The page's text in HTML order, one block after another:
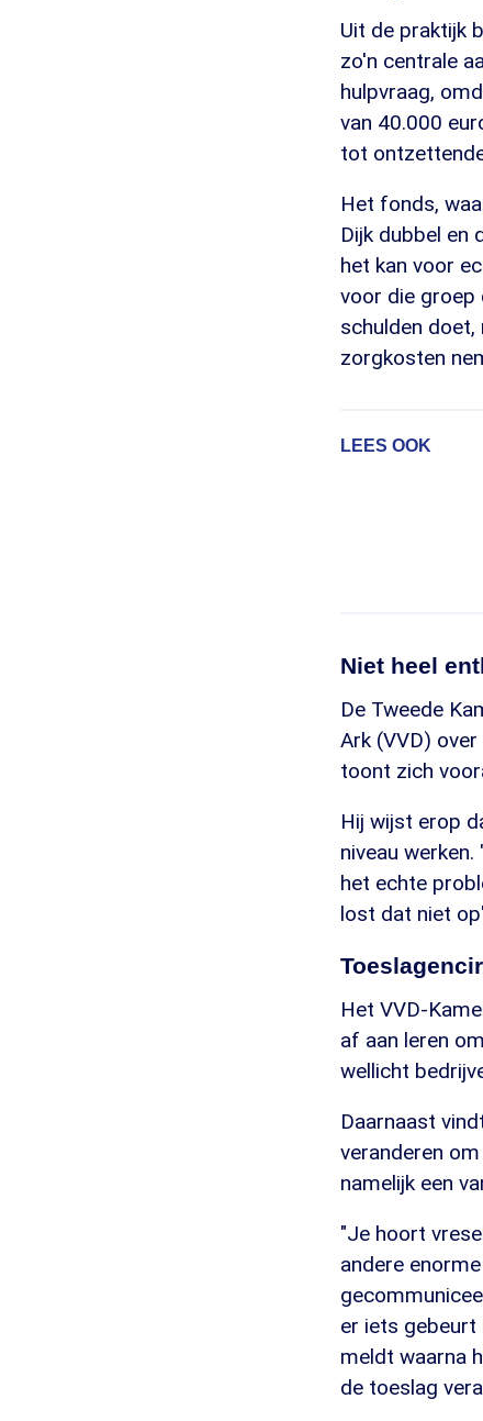
Uit de praktijk
zo'n centrale
hulpvraag,
van 40.000
tot
Het fonds,
Dijk dubbel en
het kan voor
voor die groep
schulden
zorgkosten
LEES OOK
Niet heel
De Tweede
Ark (VVD)
toont zich
Hij wijst erop
niveau
het echte
lost dat niet
Het VVD-
af aan leren
wellicht
Daarnaast
veranderen
namelijk een
"Je hoort
andere
er iets gebeurt
meldt waarna
de toeslag